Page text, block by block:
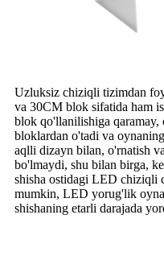
Uzluksiz chiziqli tizimdan
va 30CM blok sifatida ham
blok qo'llanilishiga
bloklardan o'tadi va
aqlli dizayn bilan, o'rnatish
bo'lmaydi, shu bilan birga,
shisha ostidagi LED chiziqli
mumkin, LED yorug'lik
shishaning etarli darajada